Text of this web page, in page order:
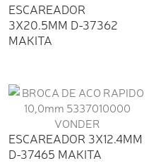
ESCAREADOR
3X20.5MM D-37362
MAKITA
ESCAREADOR 3X12.4MM
D-37465 MAKITA